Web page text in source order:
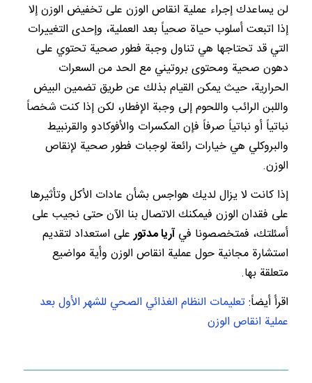
لن يساعدك إجراء عملية انقاص الوزن على تخفيض الوزن إلا
إذا اتبعت أسلوب حياة صحياً بعد العملية، وإحدى التغييرات
التي قد تحتاجها هي تناول وجبة فطور صحية تحتوي على
دهون صحية ومحتوى بروتيني مع الحد من السعرات
الحرارية، حيث يمكن القيام بذلك عن طريق تضمين البيض
واللبن الرائب واللحوم إلى وجبة الإفطار، لكن إذا كنت شخصاً
نباتياً أو نباتياً صرفاً فإن المكسرات والأفوكادو والقرنبيط
والبروكلي هي خيارات رائعة لوجبات فطور صحية لإنقاص
الوزن.
إذا كانت لا يزال لديك هواجس بشأن عادات الأكل وتأثيرها
على فقدان الوزن فيمكنك الاتصال بنا الآن حتى نجيب على
أسئلتك، فمتخصصونا فيآريا مدتورعلى استعداد لتقديم
استشارة مجانية حول عملية انقاص الوزن وأية مواضيع
متعلقة بها.
اقرأ أيضاً:تعليمات النظام الغذائي الصحي للشهر الأول بعد
عملية انقاص الوزن